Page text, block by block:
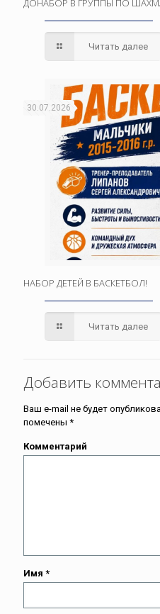
ДОНАБОР В ГРУППЫ ПО
Читать далее
30.07.2026
НАБОР ДЕТЕЙ В БАСКЕТБОЛ!
Читать далее
Добавить
Ваш e-mail не будет
помечены *
Комментарий
Имя *